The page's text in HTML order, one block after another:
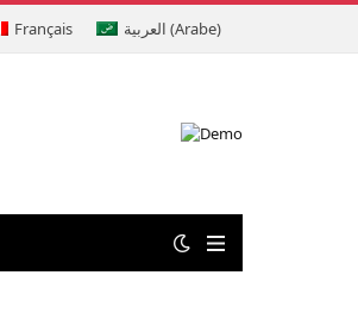
Français العربية (Arabe)